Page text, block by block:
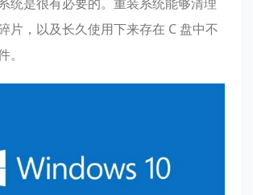
片，以及长久使用下来存在 C 盘中不